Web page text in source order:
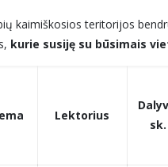
kaimiškosios teritorijos
kurie susiję su būsimais
Lektorius
sk.